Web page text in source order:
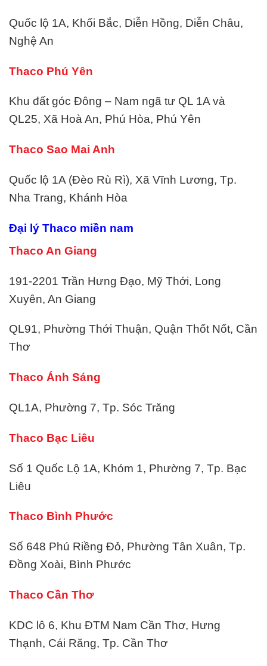
Quốc lộ 1A, Khối Bắc, Diễn Hồng, Diễn Châu,
Nghệ An
Thaco Phú Yên
Khu đất góc Đông – Nam ngã tư QL 1A và
QL25, Xã Hoà An, Phú Hòa, Phú Yên
Thaco Sao Mai Anh
Quốc lộ 1A (Đèo Rù Rì), Xã Vĩnh Lương, Tp.
Nha Trang, Khánh Hòa
Đại lý Thaco miền nam
Thaco An Giang
191-2201 Trần Hưng Đạo, Mỹ Thới, Long
Xuyên, An Giang
QL91, Phường Thới Thuận, Quận Thốt Nốt, Cần
Thơ
Thaco Ánh Sáng
QL1A, Phường 7, Tp. Sóc Trăng
Thaco Bạc Liêu
Số 1 Quốc Lộ 1A, Khóm 1, Phường 7, Tp. Bạc
Liêu
Thaco Bình Phước
Số 648 Phú Riềng Đỏ, Phường Tân Xuân, Tp.
Đồng Xoài, Bình Phước
Thaco Cần Thơ
KDC lô 6, Khu ĐTM Nam Cần Thơ, Hưng
Thạnh, Cái Răng, Tp. Cần Thơ